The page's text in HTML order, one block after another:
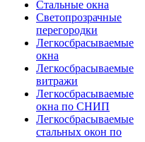
Стальные окна
Светопрозрачные
перегородки
Легкосбрасываемые
окна
Легкосбрасываемые
витражи
Легкосбрасываемые
окна по СНИП
Легкосбрасываемые
стальных окон по